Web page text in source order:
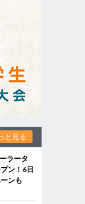
と見る
ラータ
ン！6日
ンも